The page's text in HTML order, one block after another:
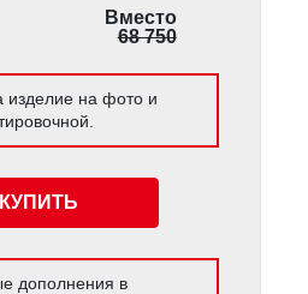
Вместо
68 750
изделие на фото и
КУПИТЬ
дополнения в